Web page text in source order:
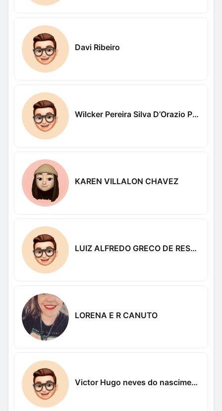
Davi Ribeiro
Wilcker Pereira Silva D’Orazio Pereira Silva D’Orazio
KAREN VILLALON CHAVEZ
LUIZ ALFREDO GRECO DE RESENDE
LORENA E R CANUTO
Victor Hugo neves do nascimento Neves